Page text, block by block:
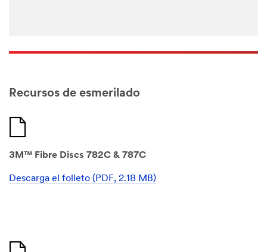
Recursos de esmerilado
3M™ Fibre Discs 782C & 787C
Descarga el folleto (PDF, 2.18 MB)